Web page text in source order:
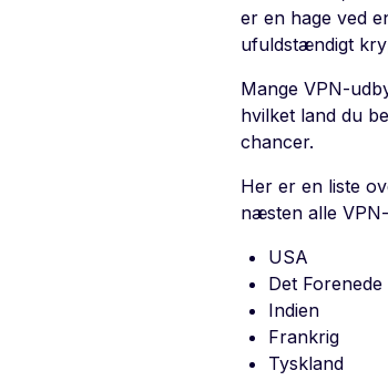
er en hage ved
ufuldstændigt
Mange VPN-
hvilket land du
chancer.
Her er en liste
næsten alle
USA
Det
Indien
Frankrig
Tyskland